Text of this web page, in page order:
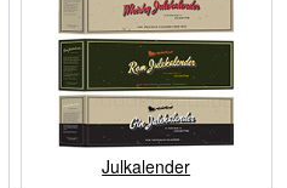
Julkalender